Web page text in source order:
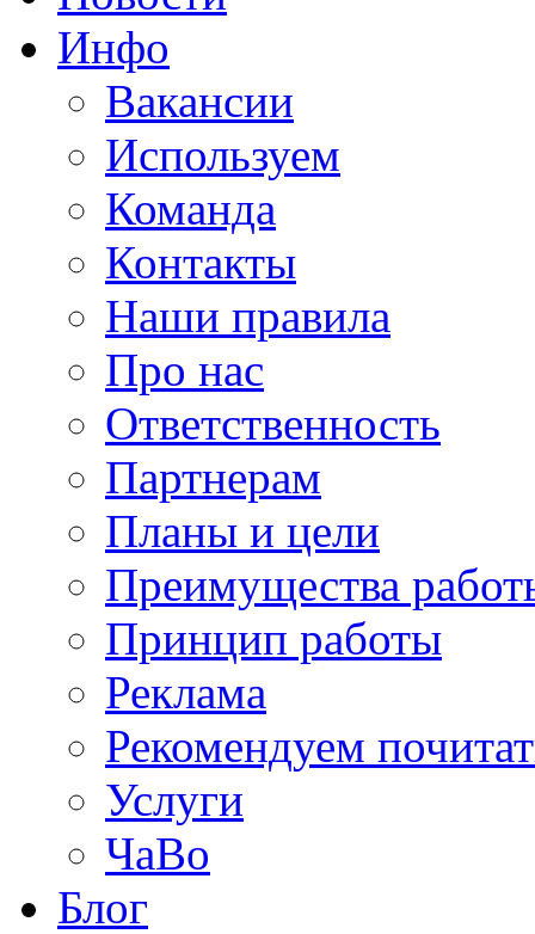
Инфо
Вакансии
Используем
Команда
Контакты
Наши правила
Про нас
Ответственность
Партнерам
Планы и цели
Преимущества
Принцип работы
Реклама
Рекомендуем
Услуги
ЧаВо
Блог